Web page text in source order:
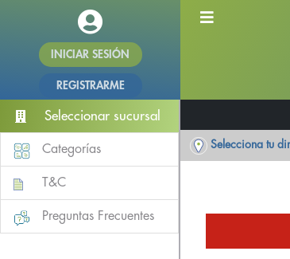
INICIAR SESIÓN
REGISTRARME
Seleccionar sucursal
Categorías
T&C
Preguntas Frecuentes
Selecciona tu